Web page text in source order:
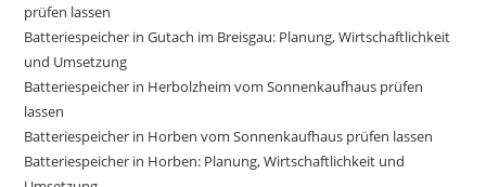
prüfen lassen
Batteriespeicher in Gutach im Breisgau: Planung, Wirtschaftlichkeit
und Umsetzung
Batteriespeicher in Herbolzheim vom Sonnenkaufhaus prüfen
lassen
Batteriespeicher in Horben vom Sonnenkaufhaus prüfen lassen
Batteriespeicher in Horben: Planung, Wirtschaftlichkeit und